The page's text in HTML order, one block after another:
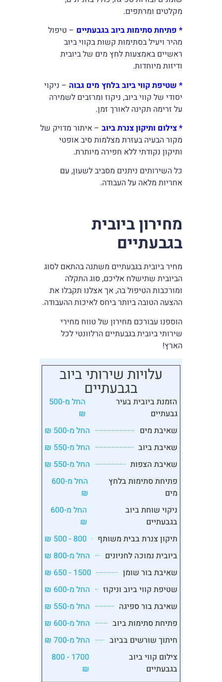
מקלטים ומרתפים.
* פתיחת סתימות ביוב בגבעתיים – טיפול
מהיר ויעיל בסתימות קשות בקווי ביוב
ראשיים באמצעות לחץ מים של ביובית
ודיזות מיוחדות.
* שטיפת קווי ביוב בלחץ מים גבוה – ניקוי
יסודי של קווי ביוב, ניקוז ומרזבים לשמירה
על זרימה תקינה לאורך זמן.
* צילום ותיקון צנרת ביוב– איתור מדויק של
מקור הבעיה בעזרת מצלמות סיב אופטי
ותיקון נקודתי ללא חפירה מיותרת.
כל השירותים ניתנים מסביב לשעון, עם
אחריות מלאה על העבודה.
מחירון ביובית
בגבעתיים
מחיר ביובית בגבעתיים משתנה בהתאם לסוג
הביובית שתישלח אליכם, סוג התקלה
ומורכבות הטיפול בה, אך אצלנו תקבלו את
ההצעה הטובה ביותר ביחס לאיכות ההעבודה.
הוספנו עבורכם מחירון של טווח מחירי
שירותי ביובית בגבעתיים הרלוונטי לכל
הארץ!
עלויות שירותי ביוב
בגבעתיים
הזמנת ביובית בעיר
גבעתיים
החל מ-500
₪
שאיבת מים
החל מ-500 ₪
שאיבת ביוב
החל מ-550 ₪
שאיבת הצפות
החל מ-550 ₪
פתיחת סתימות בלחץ
מים
החל מ-600
₪
ניקוי שוחת ביוב
בגבעתיים
החל מ-600
₪
תיקון צנרת בבית משותף
800 - 500 ₪
ביובית נמוכה לחניונים
החל מ-800 ₪
שאיבת בור שומן
1500 - 650 ₪
שטיפת קווי ביוב וניקוז
החל מ-600 ₪
שאיבת בור ספיגה
החל מ-550 ₪
פתיחת סתימות ביוב
החל מ-600 ₪
חיתוך שורשים בביוב
החל מ-700 ₪
צילום קווי ביוב
בגבעתיים
1700 - 800
₪